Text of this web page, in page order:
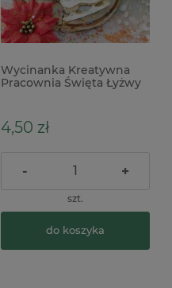
Wycinanka Kreatywna
Pracownia Święta Łyżwy
4,50 zł
- +
szt.
do koszyka